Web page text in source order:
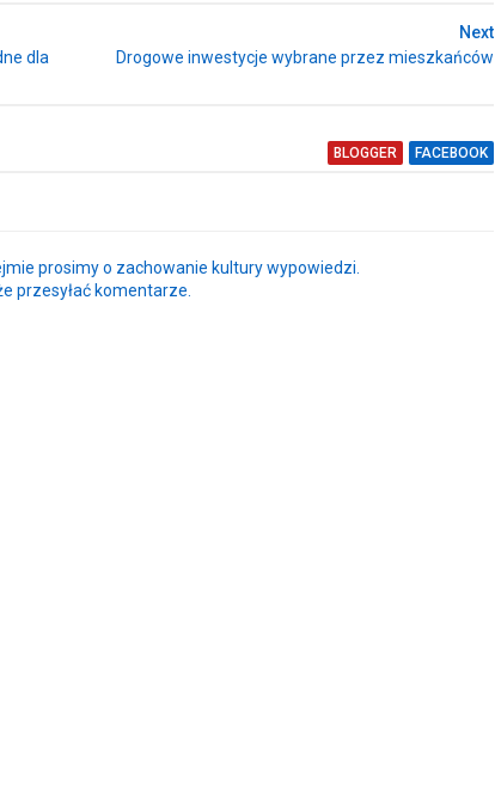
Next
Drogowe inwestycje wybrane przez mieszkańców
dla
BLOGGER FACEBOOK
prosimy o zachowanie kultury wypowiedzi.
przesyłać komentarze.